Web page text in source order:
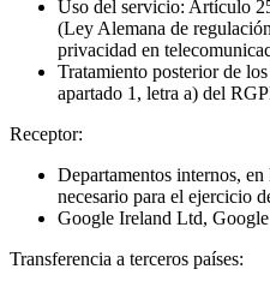
Uso del servicio: Artículo
(Ley Alemana de
privacidad en
Tratamiento posterior de
apartado 1, letra a) del
Receptor:
Departamentos internos, en
necesario para el ejercicio
Google Ireland Ltd,
Transferencia a terceros países: